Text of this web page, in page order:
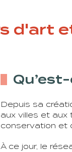
d'art
Depuis sa
aux villes et aux
conservation et
À ce jour, le